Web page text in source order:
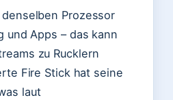
Prozessor
und Apps – das kann
zu Rucklern
Fire Stick hat seine
laut